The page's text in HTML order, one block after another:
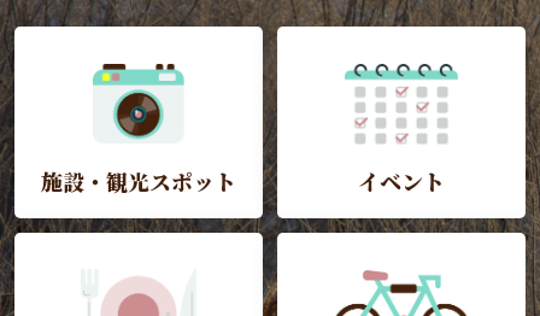
施設・観光スポット イベント